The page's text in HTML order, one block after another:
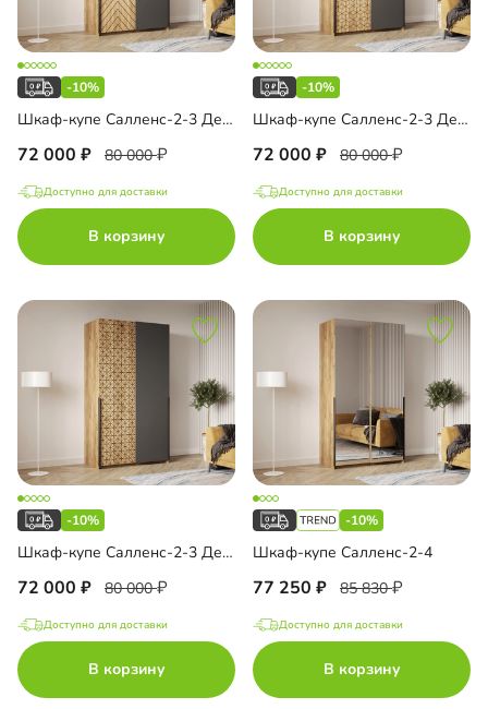
-10%
Шкаф-купе Салленс-2-3 Декор 1
72 000 80 000
Доступно для доставки
В корзину
-10%
Шкаф-купе Салленс-2-3 Декор 2
72 000 80 000
Доступно для доставки
В корзину
-10%
Шкаф-купе Салленс-2-3 Декор 3
72 000 80 000
Доступно для доставки
В корзину
-10%
Шкаф-купе Салленс-2-4
77 250 85 830
Доступно для доставки
В корзину